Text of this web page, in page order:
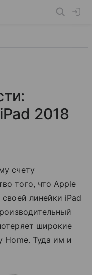
2018
счету
того, что Apple
своей линейки iPad
широкие
Home. Туда им и